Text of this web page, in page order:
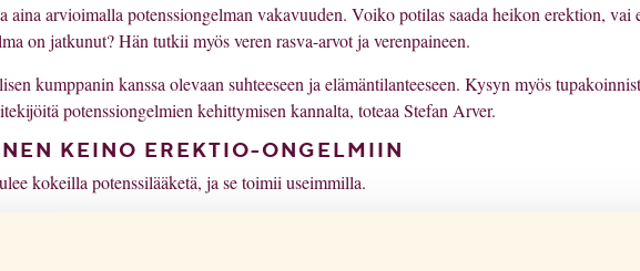
aina arvioimalla potenssiongelman vakavuuden. Voiko potilas saada heikon erektion, vai
on jatkunut? Hän tutkii myös veren rasva-arvot ja verenpaineen.
kumppanin kanssa olevaan suhteeseen ja elämäntilanteeseen. Kysyn myös
potenssiongelmien kehittymisen kannalta, toteaa Stefan Arver.
KEINO EREKTIO-ONGELMIIN
kokeilla potenssilääketä, ja se toimii useimmilla.
lääkkeisiin, joiden sivuvaikutukset ovat lieviä, ja jotka toimivat noin 70 prosentilla
järjestelmää pääsemään vauhtiin, ja vahvistamalla niitä signaaleja, jotka aikaansaavat